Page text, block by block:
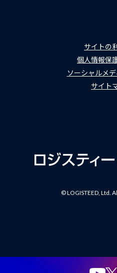
サイトの
個人情報保
ソーシャルメ
サイト
© LOGISTEED, Ltd.